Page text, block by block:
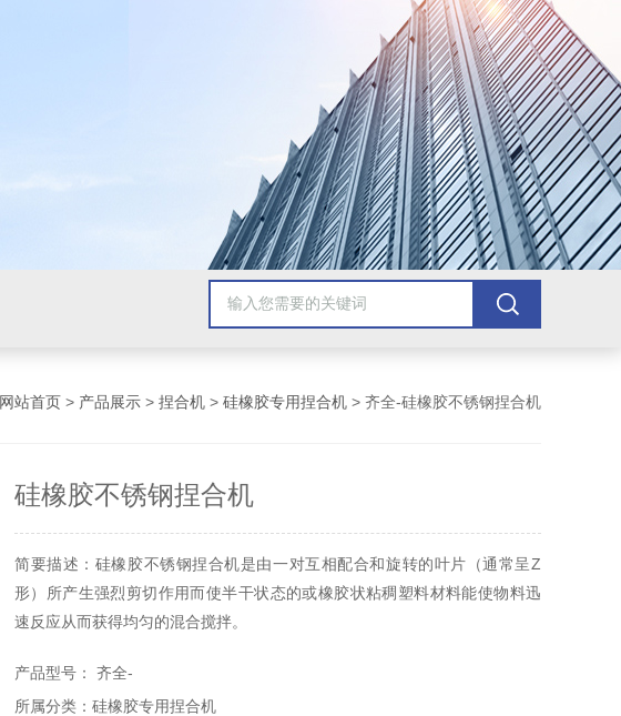
网站首页 > 产品展示 > 捏合机 > 硅橡胶专用捏合机 > 齐全-硅橡胶不锈钢捏合机
硅橡胶不锈钢捏合机
简要描述：硅橡胶不锈钢捏合机是由一对互相配合和旋转的叶片（通常呈Z
形）所产生强烈剪切作用而使半干状态的或橡胶状粘稠塑料材料能使物料迅
速反应从而获得均匀的混合搅拌。
产品型号： 齐全-
所属分类：硅橡胶专用捏合机